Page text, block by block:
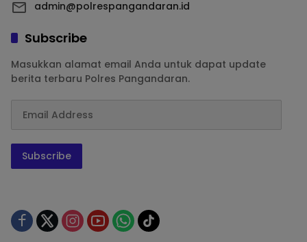
admin@polrespangandaran.id
Subscribe
Masukkan alamat email Anda untuk dapat update
berita terbaru Polres Pangandaran.
Subscribe